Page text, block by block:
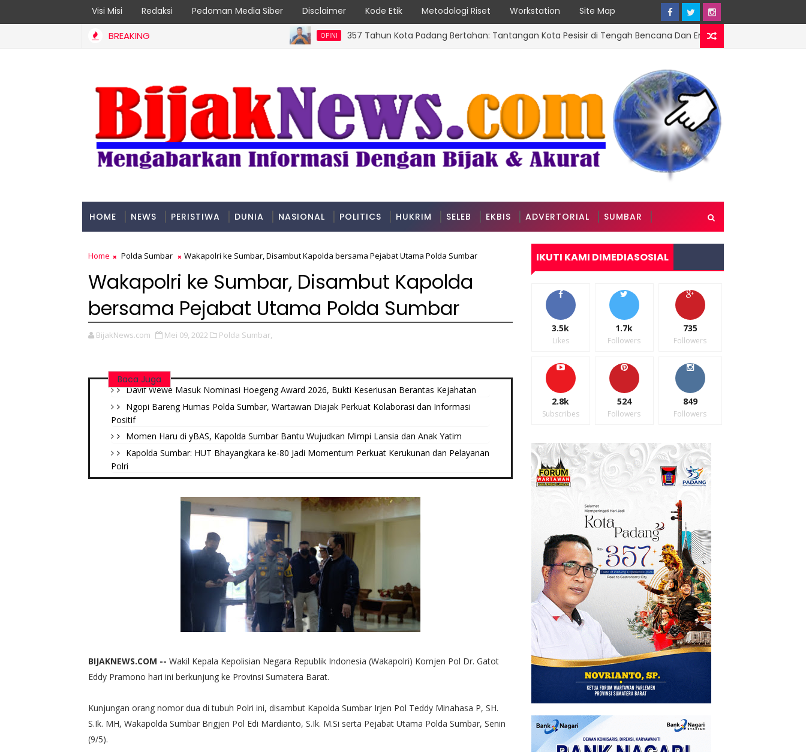
Visi Misi Redaksi Pedoman Media Siber Disclaimer Kode Etik Metodologi Riset Workstation Site Map
BREAKING OPINI 357 Tahun Kota Padang Bertahan: Tantangan Kota Pesisir di Tengah Bencana Dan Era Modernisasi
HOME NEWS PERISTIWA DUNIA NASIONAL POLITICS HUKRIM SELEB EKBIS ADVERTORIAL SUMBAR
Home Polda Sumbar Wakapolri ke Sumbar, Disambut Kapolda bersama Pejabat Utama Polda Sumbar
Wakapolri ke Sumbar, Disambut Kapolda
bersama Pejabat Utama Polda Sumbar
BijakNews.com Mei 09, 2022 Polda Sumbar,
Baca Juga
Davif Wewe Masuk Nominasi Hoegeng Award 2026, Bukti Keseriusan Berantas Kejahatan
Ngopi Bareng Humas Polda Sumbar, Wartawan Diajak Perkuat Kolaborasi dan Informasi
Positif
Momen Haru di yBAS, Kapolda Sumbar Bantu Wujudkan Mimpi Lansia dan Anak Yatim
Kapolda Sumbar: HUT Bhayangkara ke-80 Jadi Momentum Perkuat Kerukunan dan Pelayanan
Polri
BIJAKNEWS.COM -- Wakil Kepala Kepolisian Negara Republik Indonesia (Wakapolri) Komjen Pol Dr. Gatot
Eddy Pramono hari ini berkunjung ke Provinsi Sumatera Barat.
Kunjungan orang nomor dua di tubuh Polri ini, disambut Kapolda Sumbar Irjen Pol Teddy Minahasa P, SH.
S.Ik. MH, Wakapolda Sumbar Brigjen Pol Edi Mardianto, S.Ik. M.Si serta Pejabat Utama Polda Sumbar, Senin
(9/5).
IKUTI KAMI DIMEDIASOSIAL
3.5k
Likes
1.7k
Followers
735
Followers
2.8k
Subscribes
524
Followers
849
Followers